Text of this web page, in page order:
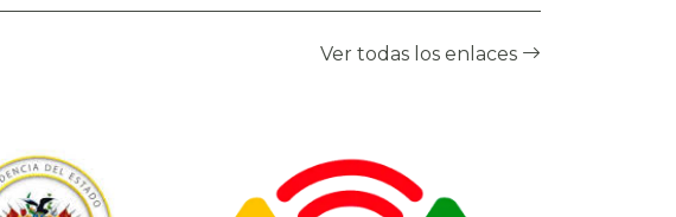
Ver todas los enlaces